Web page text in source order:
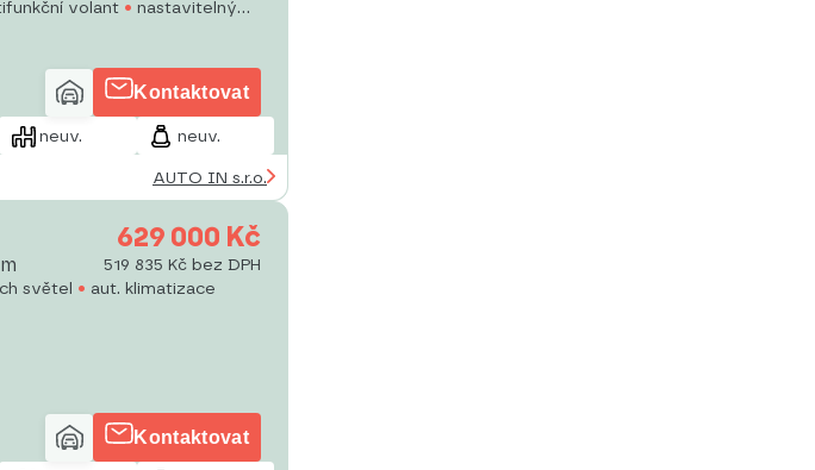
volant
nastavitelný
Kontaktovat
neuv. neuv.
AUTO IN s.r.o.
629 000 Kč
519 835 Kč bez DPH
světel
aut. klimatizace
Kontaktovat